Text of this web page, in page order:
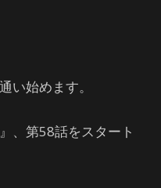
い始めます。
、第58話をスタート